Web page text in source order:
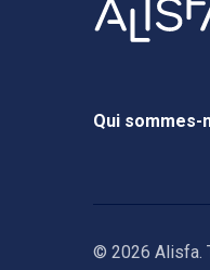
Qui sommes-
© 2026 Alisfa.